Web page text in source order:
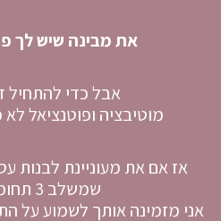
את מבינה שיש לך
אבל כדי להתחיל
מוטיבציה ופוטנציאל
אז אם את מעוניינת לבנות
שמשלב 3 תחומים שונים
אני מזמינה אותך לשמוע על